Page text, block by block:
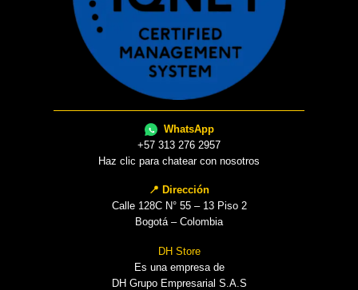
WhatsApp
+57 313 276 2957
Haz clic para chatear con nosotros
📍 Dirección
Calle 128C N° 55 – 13 Piso 2
Bogotá – Colombia
DH Store
Es una empresa de
DH Grupo Empresarial S.A.S